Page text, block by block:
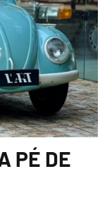
PÉ DE